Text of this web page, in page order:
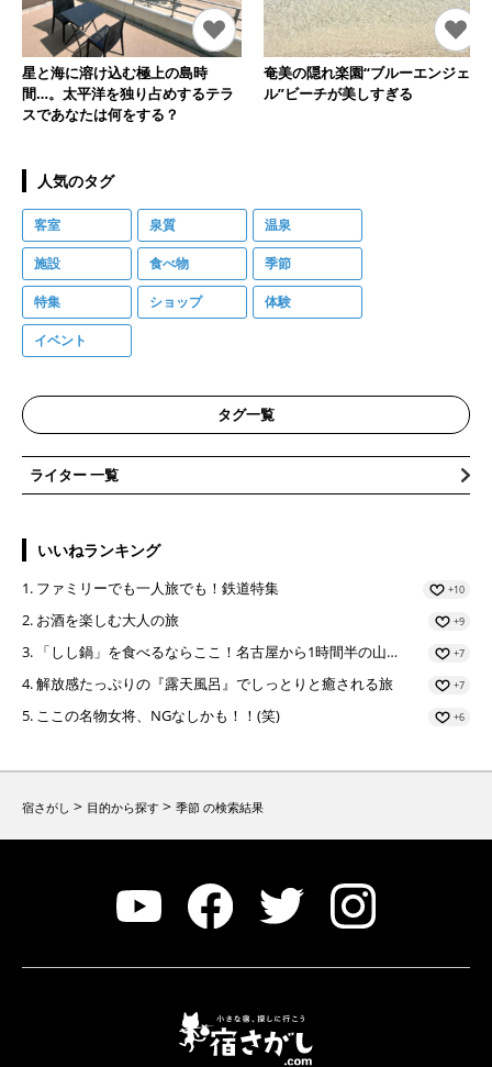
星と海に溶け込む極上の島時
間…。太平洋を独り占めするテラ
スであなたは何をする？
奄美の隠れ楽園“ブルーエンジェ
ル”ビーチが美しすぎる
人気のタグ
客室 泉質 温泉
施設 食べ物 季節
特集 ショップ 体験
イベント
タグ一覧
ライター 一覧
いいねランキング
ファミリーでも一人旅でも！鉄道特集 +10
お酒を楽しむ大人の旅 +9
「しし鍋」を食べるならここ！名古屋から1時間半の山… +7
解放感たっぷりの『露天風呂』でしっとりと癒される旅 +7
ここの名物女将、NGなしかも！！(笑) +6
宿さがし > 目的から探す > 季節 の検索結果